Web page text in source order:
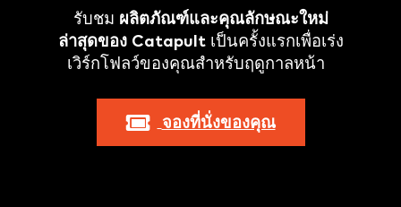
รับชม ผลิตภัณฑ์และคุณลักษณะใหม่
ล่าสุดของ Catapultเป็นครั้งแรกเพื่อเร่ง
เวิร์กโฟลว์ของคุณสำหรับฤดูกาลหน้า
จองที่นั่งของคุณ